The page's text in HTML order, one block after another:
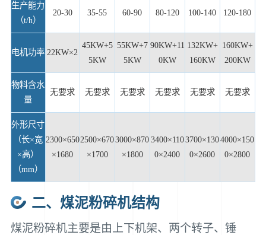
生产能力
（t/h）
20-30 35-55 60-90 80-120 100-140 120-180
电机功率 22KW×2
45KW+5
5KW
55KW+7
5KW
90KW+11
0KW
132KW+
160KW
160KW+
200KW
物料含水
量
无要求 无要求 无要求 无要求 无要求 无要求
外形尺寸
（长×宽
×高）
（mm）
2300×650
×1680
2500×670
×1700
3000×870
×1800
3400×110
0×2400
3700×130
0×2600
4000×150
0×2800
二、煤泥粉碎机结构
煤泥粉碎机主要是由上下机架、两个转子、锤